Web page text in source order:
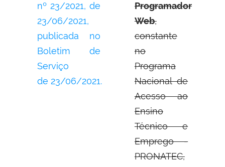
nº 23/2021, de
23/06/2021,
publicada no
Boletim de
Serviço
de 23/06/2021.
Programador
Web,
constante
no
Programa
Nacional de
Acesso ao
Ensino
Técnico e
Emprego -
PRONATEC,